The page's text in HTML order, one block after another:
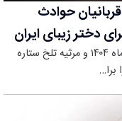
حوادث
پست مجید واشقانی درباره قربانیان حوادث دی‌ماه ۱۴۰۴ و مرثیه تلخ ستاره
برا…